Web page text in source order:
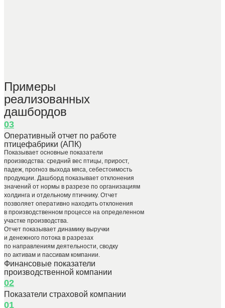
Примеры
реализованных
дашбордов
03
Оперативный отчет по работе
птицефабрики (АПК)
Показывает основные показатели
производства: средний вес птицы, прирост,
падеж, прогноз выхода мяса, себестоимость
продукции. Дашборд показывает отклонения
значений от нормы в разрезе по организациям
холдинга и отдельному птичнику. Отчет
позволяет оперативно находить отклонения
в производственном процессе на определенном
участке производства.
Отчет показывает динамику выручки
и денежного потока в разрезах
по направлениям деятельности, сводку
по активам и пассивам компании.
Финансовые показатели
производственной компании
02
Показатели страховой компании
01